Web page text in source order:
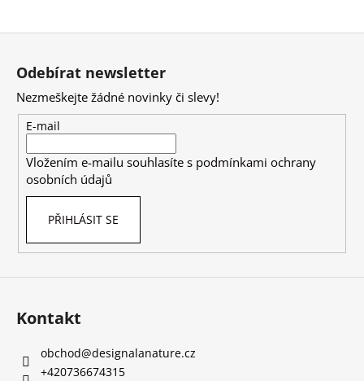
Z
Odebírat newsletter
Nezmeškejte žádné novinky či slevy!
E-mail
Vložením e-mailu souhlasíte s podmínkami ochrany
osobních údajů
PŘIHLÁSIT SE
Kontakt
obchod@designalanature.cz
+420736674315